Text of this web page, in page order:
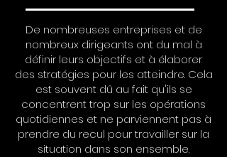
De nombreuses entreprises et de
nombreux dirigeants ont du mal à
définir leurs objectifs et à élaborer
des stratégies pour les atteindre. Cela
est souvent dû au fait qu'ils se
concentrent trop sur les opérations
quotidiennes et ne parviennent pas à
prendre du recul pour travailler sur la
situation dans son ensemble.